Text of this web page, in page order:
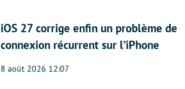
iOS 27 corrige enfin un problème de
connexion récurrent sur l’iPhone
8 août 2026 12:07